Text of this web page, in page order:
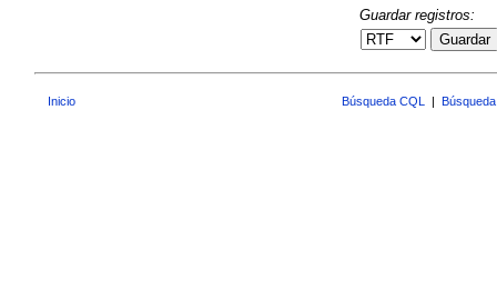
Guardar registros:
Guardar
Inicio Búsqueda CQL